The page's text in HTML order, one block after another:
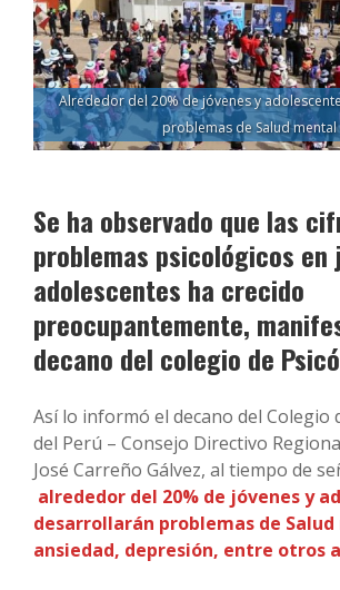
Alrededor del 20% de jóvenes y
problemas de Salud mental
Se ha observado que las
problemas psicológicos en
adolescentes ha crecido
preocupantemente,
decano del colegio de
Así lo informó el decano del Colegio
del Perú – Consejo Directivo
José Carreño Gálvez, al tiempo de
alrededor del 20% de jóvenes y
desarrollarán problemas de
ansiedad, depresión, entre otros